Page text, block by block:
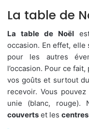
La table de
La table de Noël
occasion. En effet,
pour les autres
l’occasion. Pour ce
vos goûts et surtout
recevoir. Vous
unie (blanc, rouge).
couverts et les